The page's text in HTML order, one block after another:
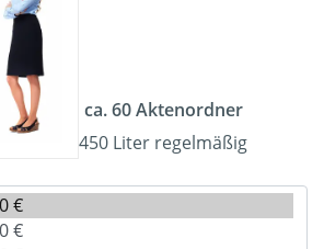
ca. 60 Aktenordner
450 Liter regelmäßig